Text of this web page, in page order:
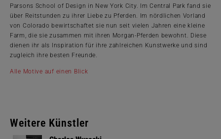
Parsons School of Design in New York City. Im Central Park fand sie
über Reitstunden zu ihrer Liebe zu Pferden. Im nördlichen Vorland
von Colorado bewirtschaftet sie nun seit vielen Jahren eine kleine
Farm, die sie zusammen mit ihren Morgan-Pferden bewohnt. Diese
dienen ihr als Inspiration für ihre zahlreichen Kunstwerke und sind
zugleich ihre besten Freunde.
Alle Motive auf einen Blick
Weitere Künstler